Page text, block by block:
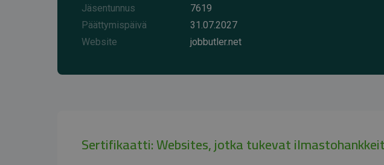
Jäsentunnus
7619
Päättymispäivä
31.07.2027
Website
jobbutler.net
Sertifikaatti: Websites, jotka tukevat